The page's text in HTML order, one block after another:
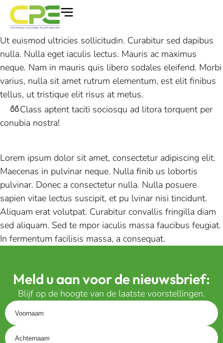
Ut euismod ultricies sollicitudin. Curabitur sed dapibus
nulla. Nulla eget iaculis lectus. Mauris ac maximus
neque. Nam in mauris quis libero sodales eleifend. Morbi
varius, nulla sit amet rutrum elementum, est elit finibus
tellus, ut tristique elit risus at metus.
Class aptent taciti sociosqu ad litora torquent per
conubia nostra!
Lorem ipsum dolor sit amet, consectetur adipiscing elit.
Maecenas in pulvinar neque. Nulla finib us lobortis
pulvinar. Donec a consectetur nulla. Nulla posuere
sapien vitae lectus suscipit, et pu lvinar nisi tincidunt.
Aliquam erat volutpat. Curabitur convallis fringilla diam
sed aliquam. Sed te mpor iaculis massa faucibus feugiat.
In fermentum facilisis massa, a consequat.
Meld u aan voor de nieuwsbrief:
Blijf op de hoogte van de laatste voorstellingen.
Voornaam
Achternaam